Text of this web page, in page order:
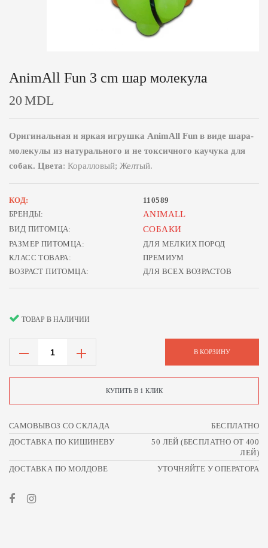
AnimAll Fun 3 cm шар молекула
20 MDL
Оригинальная и яркая игрушка AnimAll Fun в виде шара-
молекулы из натурального и не токсичного каучука для
собак. Цвета: Коралловый; Желтый.
КОД:
110589
БРЕНДЫ:
ANIMALL
ВИД ПИТОМЦА: СОБАКИ
РАЗМЕР ПИТОМЦА:
ДЛЯ МЕЛКИХ ПОРОД
КЛАСС ТОВАРА:
ПРЕМИУМ
ВОЗРАСТ ПИТОМЦА:
ДЛЯ ВСЕХ ВОЗРАСТОВ
ТОВАР В НАЛИЧИИ
В КОРЗИНУ
КУПИТЬ В 1 КЛИК
САМОВЫВОЗ СО СКЛАДА
БЕСПЛАТНО
ДОСТАВКА ПО КИШИНЕВУ
50 ЛЕЙ (БЕСПЛАТНО ОТ 400
ЛЕЙ)
ДОСТАВКА ПО МОЛДОВЕ
УТОЧНЯЙТЕ У ОПЕРАТОРА